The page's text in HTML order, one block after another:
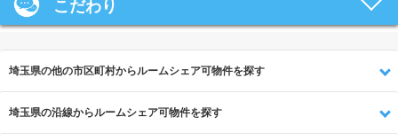
こだわり
埼玉県の他の市区町村からルームシェア可物件を探す
埼玉県の沿線からルームシェア可物件を探す